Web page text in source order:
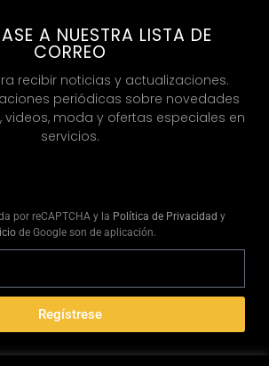
A NUESTRA LISTA DE
CORREO
recibir noticias y actualizaciones.
periódicas sobre novedades
videos, moda y ofertas especiales en
servicios.
por reCAPTCHA y la Política de Privacidad y
de Google son de aplicación.
Regístrese